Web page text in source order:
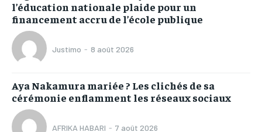
l’éducation nationale plaide pour un
financement accru de l’école publique
Justimo - 8 août 2026
Aya Nakamura mariée ? Les clichés de sa
cérémonie enflamment les réseaux sociaux
AFRIKA HABARI - 7 août 2026